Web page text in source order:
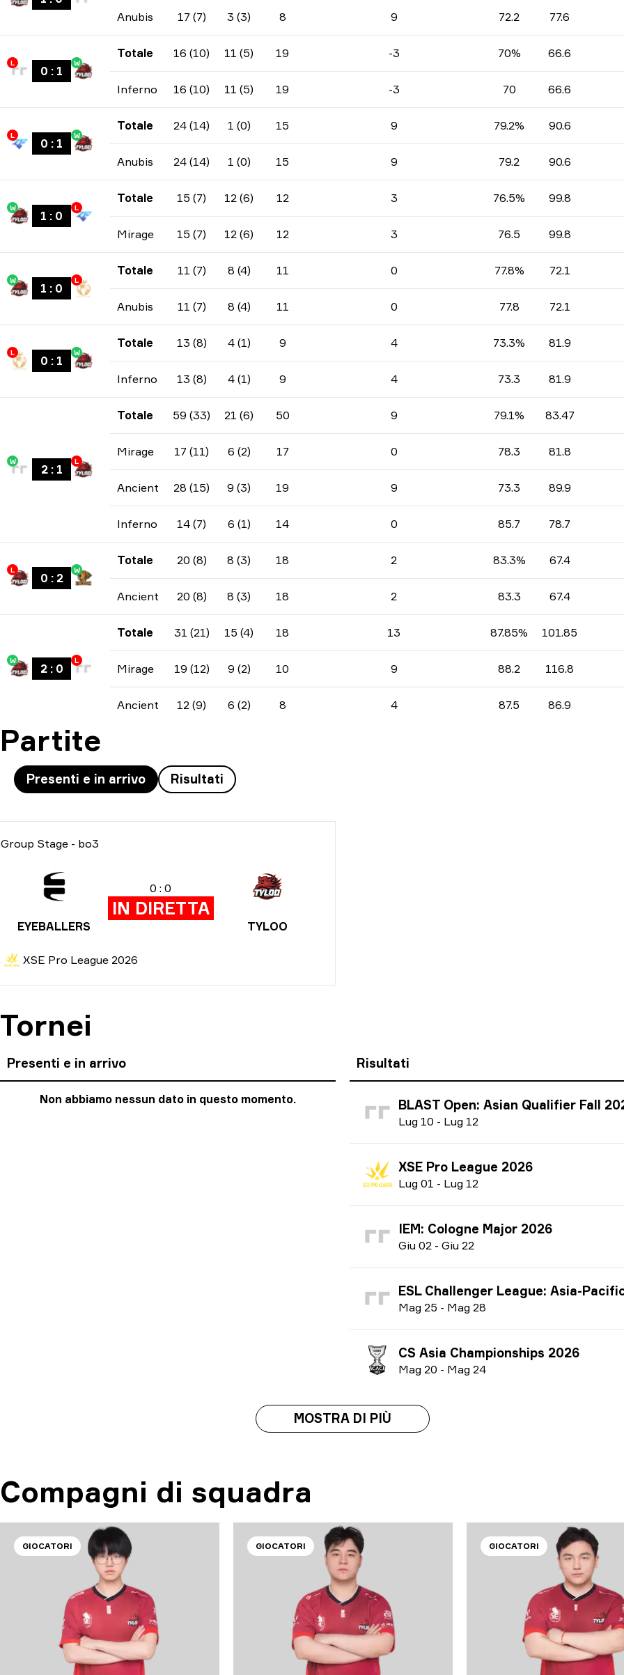
Anubis 17 (7) 3 (3) 8 9 72.2 77.6
L
0 : 1
W
Totale 16 (10) 11 (5) 19 -3 70% 66.6
Inferno 16 (10) 11 (5) 19 -3 70 66.6
L
0 : 1
W
Totale 24 (14) 1 (0) 15 9 79.2% 90.6
Anubis 24 (14) 1 (0) 15 9 79.2 90.6
W
1 : 0
L
Totale 15 (7) 12 (6) 12 3 76.5% 99.8
Mirage 15 (7) 12 (6) 12 3 76.5 99.8
W
1 : 0
L
Totale 11 (7) 8 (4) 11 0 77.8% 72.1
Anubis 11 (7) 8 (4) 11 0 77.8 72.1
L
0 : 1
W
Totale 13 (8) 4 (1) 9 4 73.3% 81.9
Inferno 13 (8) 4 (1) 9 4 73.3 81.9
W
2: 1
L
Totale 59 (33) 21 (6) 50 9 79.1% 83.47
Mirage 17 (11) 6 (2) 17 0 78.3 81.8
Ancient 28 (15) 9 (3) 19 9 73.3 89.9
Inferno 14 (7) 6 (1) 14 0 85.7 78.7
L
0 : 2
W
Totale 20 (8) 8 (3) 18 2 83.3% 67.4
Ancient 20 (8) 8 (3) 18 2 83.3 67.4
W
2: 0
L
Totale 31 (21) 15 (4) 18 13 87.85% 101.85
Mirage 19 (12) 9 (2) 10 9 88.2 116.8
Ancient 12 (9) 6 (2) 8 4 87.5 86.9
Partite
Presenti e in arrivo Risultati
Group Stage - bo3
EYEBALLERS
0 : 0
IN DIRETTA
TYLOO
XSE Pro League 2026
Tornei
Presenti e in arrivo
Non abbiamo nessun dato in questo momento.
Risultati
BLAST Open: Asian Qualifier Fall
Lug 10 - Lug 12
XSE Pro League 2026
Lug 01 - Lug 12
IEM: Cologne Major 2026
Giu 02 - Giu 22
ESL Challenger League: Asia-Pacific Finals season 51
Mag 25 - Mag 28
CS Asia Championships 2026
Mag 20 - Mag 24
MOSTRA DI PIÙ
Compagni di squadra
GIOCATORI GIOCATORI GIOCATORI